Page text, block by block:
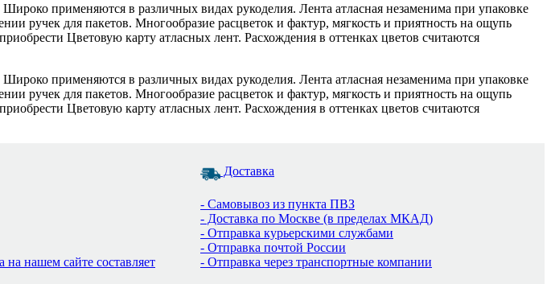
применяются в различных видах рукоделия. Лента атласная незаменима при упаковке
ручек для пакетов. Многообразие расцветок и фактур, мягкость и приятность на ощупь
Цветовую карту атласных лент. Расхождения в оттенках цветов считаются
применяются в различных видах рукоделия. Лента атласная незаменима при упаковке
ручек для пакетов. Многообразие расцветок и фактур, мягкость и приятность на ощупь
Цветовую карту атласных лент. Расхождения в оттенках цветов считаются
нашем сайте составляет
Доставка
- Самовывоз из пункта ПВЗ
- Доставка по Москве (в пределах МКАД)
- Отправка курьерскими службами
- Отправка почтой России
- Отправка через транспортные компании